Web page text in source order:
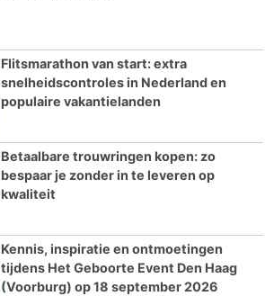
Flitsmarathon van start: extra
snelheidscontroles in Nederland en
populaire vakantielanden
Betaalbare trouwringen kopen: zo
bespaar je zonder in te leveren op
kwaliteit
Kennis, inspiratie en ontmoetingen
tijdens Het Geboorte Event Den Haag
(Voorburg) op 18 september 2026